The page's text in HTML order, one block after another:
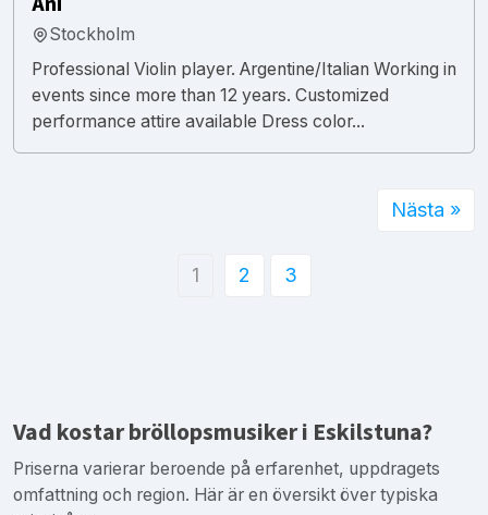
Stockholm
Professional Violin player. Argentine/Italian Working in
events since more than 12 years. Customized
performance attire available Dress color...
1 2 3
Nästa »
Vad kostar bröllopsmusiker i Eskilstuna?
Priserna varierar beroende på erfarenhet, uppdragets
omfattning och region. Här är en översikt över typiska